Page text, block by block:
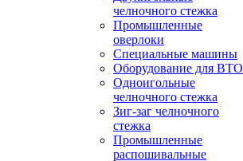
челночного стежка
Промышленные
оверлоки
Специальные машины
Оборудование для ВТО
Одноигольные
челночного стежка
Зиг-заг челночного
стежка
Промышленные
распошивальные